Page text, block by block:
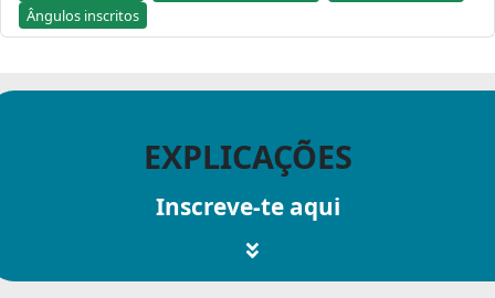
Ângulos inscritos
EXPLICAÇÕES
Inscreve-te aqui